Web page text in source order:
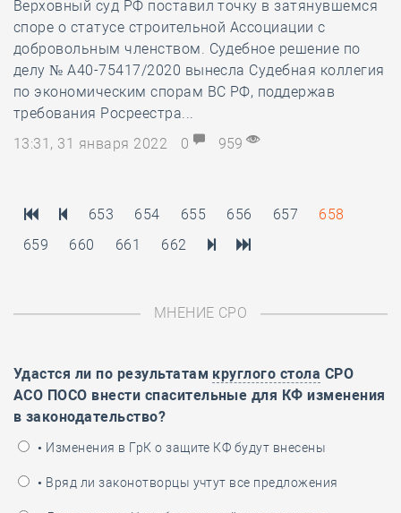
Верховный суд РФ поставил точку в затянувшемся
споре о статусе строительной Ассоциации с
добровольным членством. Судебное решение по
делу № А40-75417/2020 вынесла Судебная коллегия
по экономическим спорам ВС РФ, поддержав
требования Росреестра...
13:31, 31 января 2022
0 959
653 654 655 656 657
658
659
660 661 662
МНЕНИЕ СРО
Удастся ли по результатам круглого стола СРО
АСО ПОСО внести спасительные для КФ изменения
в законодательство?
• Изменения в ГрК о защите КФ будут внесены
• Вряд ли законотворцы учтут все предложения